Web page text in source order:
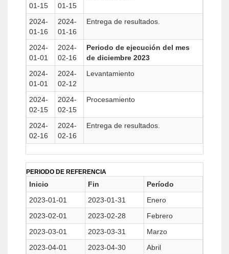
01-15
01-15
2024-
01-16
2024-
01-16
Entrega de resultados.
2024-
01-01
2024-
02-16
Periodo de ejecución del mes
de diciembre 2023
2024-
01-01
2024-
02-12
Levantamiento
2024-
02-15
2024-
02-15
Procesamiento
2024-
02-16
2024-
02-16
Entrega de resultados.
PERIODO DE REFERENCIA
Inicio Fin
Período
2023-01-01
2023-01-31
Enero
2023-02-01
2023-02-28
Febrero
2023-03-01
2023-03-31
Marzo
2023-04-01
2023-04-30
Abril